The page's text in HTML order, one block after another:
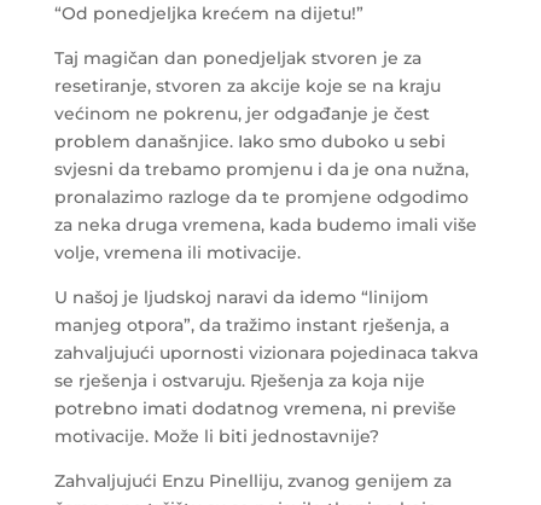
“Od ponedjeljka krećem na dijetu!”
Taj magičan dan ponedjeljak stvoren je za
resetiranje, stvoren za akcije koje se na kraju
većinom ne pokrenu, jer odgađanje je čest
problem današnjice. Iako smo duboko u sebi
svjesni da trebamo promjenu i da je ona nužna,
pronalazimo razloge da te promjene odgodimo
za neka druga vremena, kada budemo imali više
volje, vremena ili motivacije.
U našoj je ljudskoj naravi da idemo “linijom
manjeg otpora”, da tražimo instant rješenja, a
zahvaljujući upornosti vizionara pojedinaca takva
se rješenja i ostvaruju. Rješenja za koja nije
potrebno imati dodatnog vremena, ni previše
motivacije. Može li biti jednostavnije?
Zahvaljujući Enzu Pinelliju, zvanog genijem za